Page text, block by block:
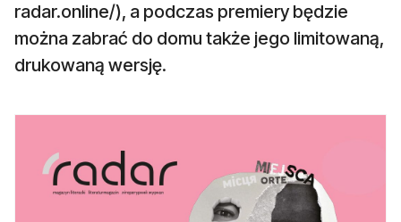
radar.online/), a podczas premiery będzie
można zabrać do domu także jego limitowaną,
drukowaną wersję.